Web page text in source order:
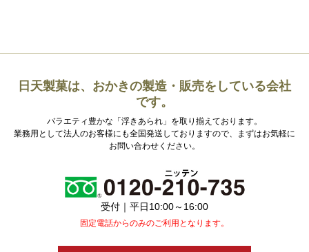
日天製菓は、おかきの製造・販売をしている会社
です。
バラエティ豊かな「浮きあられ」を取り揃えております。
業務用として法人のお客様にも全国発送しておりますので、まずはお気軽に
お問い合わせください。
受付｜平日10:00～16:00
固定電話からのみのご利用となります。